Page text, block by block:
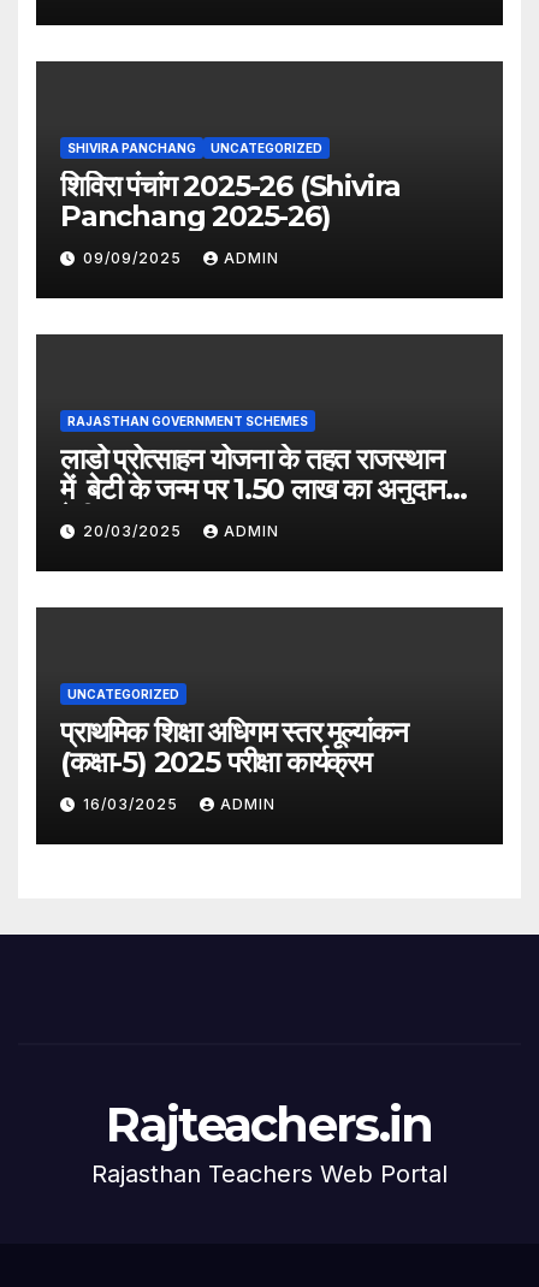
SHIVIRA PANCHANG UNCATEGORIZED
शिविरा पंचांग 2025-26 (Shivira
Panchang 2025-26)
09/09/2025 ADMIN
RAJASTHAN GOVERNMENT SCHEMES
लाडो प्रोत्साहन योजना के तहत राजस्थान
में बेटी के जन्म पर 1.50 लाख का अनुदान
देगी सरकार
20/03/2025 ADMIN
UNCATEGORIZED
प्राथमिक शिक्षा अधिगम स्तर मूल्यांकन
(कक्षा-5) 2025 परीक्षा कार्यक्रम
16/03/2025 ADMIN
Rajteachers.in
Rajasthan Teachers Web Portal